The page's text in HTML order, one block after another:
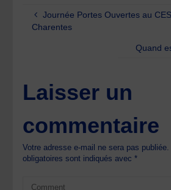
Journée Portes Ouvertes au
Charentes
Quand
Laisser un
commentaire
Votre adresse e-mail ne sera pas publiée.
obligatoires sont indiqués avec*